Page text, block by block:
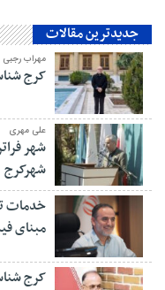
جدیدترین مقالات
مهراب رجبی
کرج
علی مهری
شهر
شهرکرج
خدمات
مبنای
کرج